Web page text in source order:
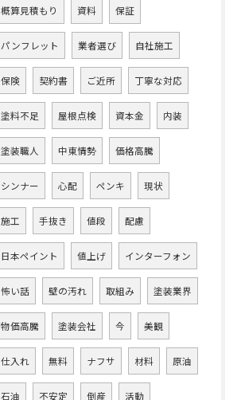
概算見積もり 資料 保証
パンフレット 業者選び 自社施工
保険 契約書 ご近所 丁寧な対応
塗料不足 屋根点検 資本金 内装
塗装職人 中東情勢 価格高騰
シンナー 心配 ペンキ 現状
施工 手抜き 値段 配慮
日本ペイント 値上げ インターフォン
怖い話 壁の汚れ 取組み 塗装業界
物価高騰 塗装会社 今 美観
仕入れ 無料 ナフサ 材料 原油
石油 不安定 倒産 活動